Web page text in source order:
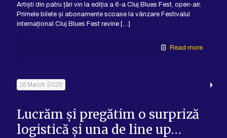
Artiști din patru țări vin la ediția a 6-a Cluj Blues Fest, open-air.
Primele bilete și abonamente scoase la vânzare Festivalul
internațional Cluj Blues Fest revine […]
Read more
16 March 2020
Lucrăm și pregătim o surpriză
logistică și una de line up…